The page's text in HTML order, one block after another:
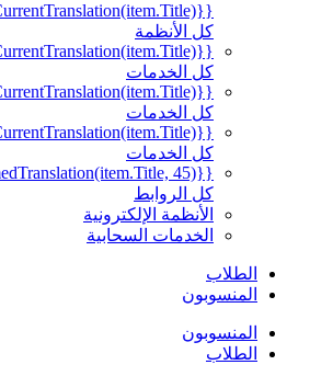
{{mmc.getCurrentTranslation(item.Title)}}
كل الأنظمة
{{mmc.getCurrentTranslation(item.Title)}}
كل الخدمات
{{mmc.getCurrentTranslation(item.Title)}}
كل الخدمات
{{mmc.getCurrentTranslation(item.Title)}}
كل الخدمات
{{mmc.getTrimmedTranslation(item.Title, 45)}}
كل الروابط
الأنظمة الإلكترونية
الخدمات السحابية
الطلاب
المنسوبون
المنسوبون
الطلاب